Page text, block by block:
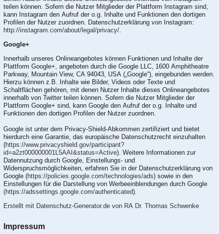
teilen können. Sofern die Nutzer Mitglieder der Plattform Instagram sind,
kann Instagram den Aufruf der o.g. Inhalte und Funktionen den dortigen
Profilen der Nutzer zuordnen. Datenschutzerklärung von Instagram:
http://instagram.com/about/legal/privacy/
Google+
Innerhalb unseres Onlineangebotes können Funktionen und Inhalte der
Plattform Google+, angeboten durch die Google LLC, 1600 Amphitheatre
Parkway, Mountain View, CA 94043, USA („Google“), eingebunden werden.
Hierzu können z.B. Inhalte wie Bilder, Videos oder Texte und
Schaltflächen gehören, mit denen Nutzer Inhalte dieses Onlineangebotes
innerhalb von Twitter teilen können. Sofern die Nutzer Mitglieder der
Plattform Google+ sind, kann Google den Aufruf der o.g. Inhalte und
Funktionen den dortigen Profilen der Nutzer zuordnen.
Google ist unter dem Privacy-Shield-Abkommen zertifiziert und bietet
hierdurch eine Garantie, das europäische Datenschutzrecht einzuhalten
(https://www.privacyshield.gov/participant?
id=a2zt000000001L5AAI&status=Active). Weitere Informationen zur
Datennutzung durch Google, Einstellungs- und
Widerspruchsmöglichkeiten, erfahren Sie in der Datenschutzerklärung von
Google (https://policies.google.com/technologies/ads) sowie in den
Einstellungen für die Darstellung von Werbeeinblendungen durch Google
(https://adssettings.google.com/authenticated).
Erstellt mit Datenschutz-Generator.de von RA Dr. Thomas Schwenke
Impressum